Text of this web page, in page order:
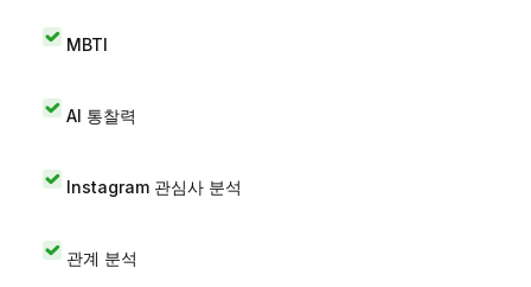
MBTI
AI 통찰력
Instagram 관심사 분석
관계 분석